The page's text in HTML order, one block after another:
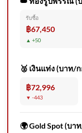
รับซื้อ
฿67,450
▲ +50
🥈 เงินแท่ง (บาท/
฿72,996
▼ -443
🌍 Gold Spot (บา